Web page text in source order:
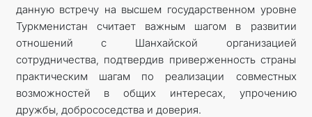
данную встречу на высшем государственном уровне
Туркменистан считает важным шагом в развитии
отношений с Шанхайской организацией
сотрудничества, подтвердив приверженность страны
практическим шагам по реализации совместных
возможностей в общих интересах, упрочению
дружбы, добрососедства и доверия.